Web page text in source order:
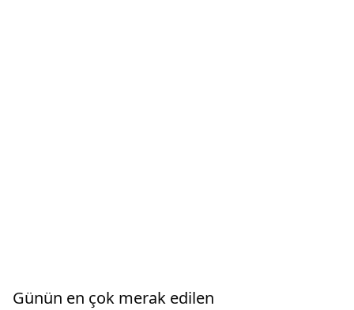
Günün en çok merak edilen